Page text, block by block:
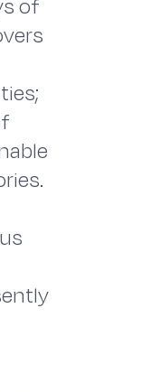
of